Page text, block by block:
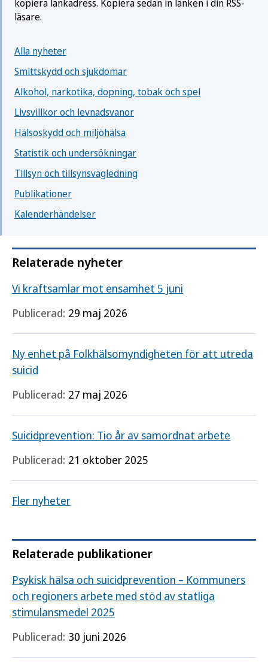
kopiera länkadress. Kopiera sedan in länken i din RSS-
läsare.
Alla nyheter
Smittskydd och sjukdomar
Alkohol, narkotika, dopning, tobak och spel
Livsvillkor och levnadsvanor
Hälsoskydd och miljöhälsa
Statistik och undersökningar
Tillsyn och tillsynsvägledning
Publikationer
Kalenderhändelser
Relaterade nyheter
Vi kraftsamlar mot ensamhet 5 juni
Publicerad: 29 maj 2026
Ny enhet på Folkhälsomyndigheten för att utreda
suicid
Publicerad: 27 maj 2026
Suicidprevention: Tio år av samordnat arbete
Publicerad: 21 oktober 2025
Fler nyheter
Relaterade publikationer
Psykisk hälsa och suicidprevention – Kommuners
och regioners arbete med stöd av statliga
stimulansmedel 2025
Publicerad: 30 juni 2026